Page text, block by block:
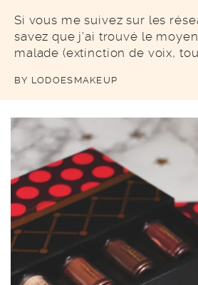
Si vous me suivez sur les
savez que j’ai trouvé le
malade (extinction de voix,
BY LODOESMAKEUP